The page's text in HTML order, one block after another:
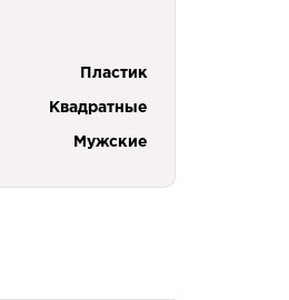
Пластик
Квадратные
Мужские